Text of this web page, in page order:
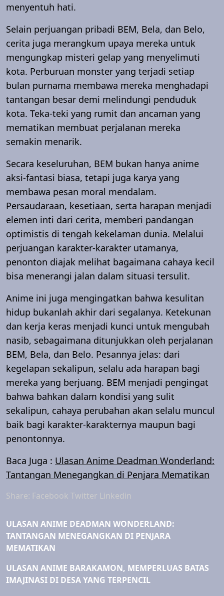
menyentuh hati.
Selain perjuangan pribadi BEM, Bela, dan Belo,
cerita juga merangkum upaya mereka untuk
mengungkap misteri gelap yang menyelimuti
kota. Perburuan monster yang terjadi setiap
bulan purnama membawa mereka menghadapi
tantangan besar demi melindungi penduduk
kota. Teka-teki yang rumit dan ancaman yang
mematikan membuat perjalanan mereka
semakin menarik.
Secara keseluruhan, BEM bukan hanya anime
aksi-fantasi biasa, tetapi juga karya yang
membawa pesan moral mendalam.
Persaudaraan, kesetiaan, serta harapan menjadi
elemen inti dari cerita, memberi pandangan
optimistis di tengah kekelaman dunia. Melalui
perjuangan karakter-karakter utamanya,
penonton diajak melihat bagaimana cahaya kecil
bisa menerangi jalan dalam situasi tersulit.
Anime ini juga mengingatkan bahwa kesulitan
hidup bukanlah akhir dari segalanya. Ketekunan
dan kerja keras menjadi kunci untuk mengubah
nasib, sebagaimana ditunjukkan oleh perjalanan
BEM, Bela, dan Belo. Pesannya jelas: dari
kegelapan sekalipun, selalu ada harapan bagi
mereka yang berjuang. BEM menjadi pengingat
bahwa bahkan dalam kondisi yang sulit
sekalipun, cahaya perubahan akan selalu muncul
baik bagi karakter-karakternya maupun bagi
penontonnya.
Baca Juga : Ulasan Anime Deadman Wonderland:
Tantangan Menegangkan di Penjara Mematikan
Share: Facebook Twitter Linkedin
ULASAN ANIME DEADMAN WONDERLAND:
TANTANGAN MENEGANGKAN DI PENJARA
MEMATIKAN
ULASAN ANIME BARAKAMON, MEMPERLUAS BATAS
IMAJINASI DI DESA YANG TERPENCIL